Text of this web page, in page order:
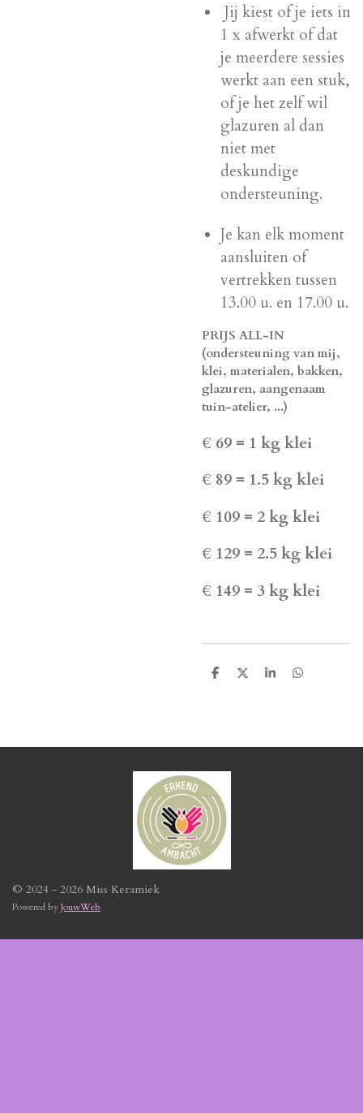
Jij kiest of je iets in
1 x afwerkt of dat
je meerdere sessies
werkt aan een stuk,
of je het zelf wil
glazuren al dan
niet met
deskundige
ondersteuning.
Je kan elk moment
aansluiten of
vertrekken tussen
13.00 u. en 17.00 u.
PRIJS ALL-IN
(ondersteuning van mij,
klei, materialen, bakken,
glazuren, aangenaam
tuin-atelier, ...)
€ 69 = 1 kg klei
€ 89 = 1.5 kg klei
€ 109 = 2 kg klei
€ 129 = 2.5 kg klei
€ 149 = 3 kg klei
D
D
S
D
© 2024 - 2026 Miss Keramiek
Powered byJouwWeb